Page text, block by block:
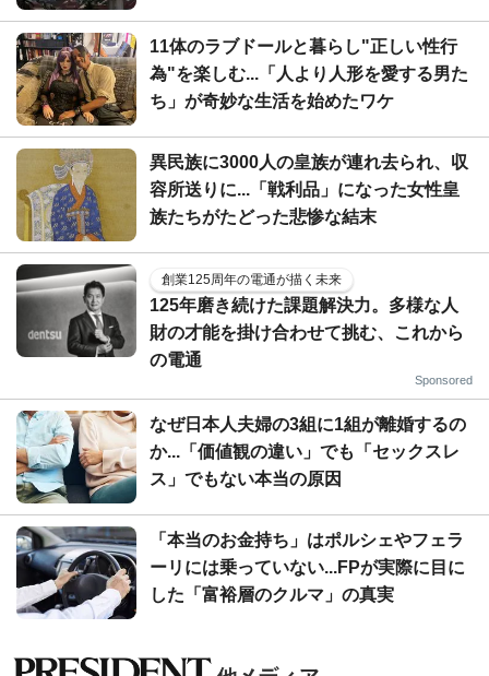
11体のラブドールと暮らし"正しい性行
為"を楽しむ...「人より人形を愛する男た
ち」が奇妙な生活を始めたワケ
異民族に3000人の皇族が連れ去られ、収
容所送りに...「戦利品」になった女性皇
族たちがたどった悲惨な結末
創業125周年の電通が描く未来
125年磨き続けた課題解決力。多様な人
財の才能を掛け合わせて挑む、これから
の電通
Sponsored
なぜ日本人夫婦の3組に1組が離婚するの
か...「価値観の違い」でも「セックスレ
ス」でもない本当の原因
「本当のお金持ち」はポルシェやフェラ
ーリには乗っていない...FPが実際に目に
した「富裕層のクルマ」の真実